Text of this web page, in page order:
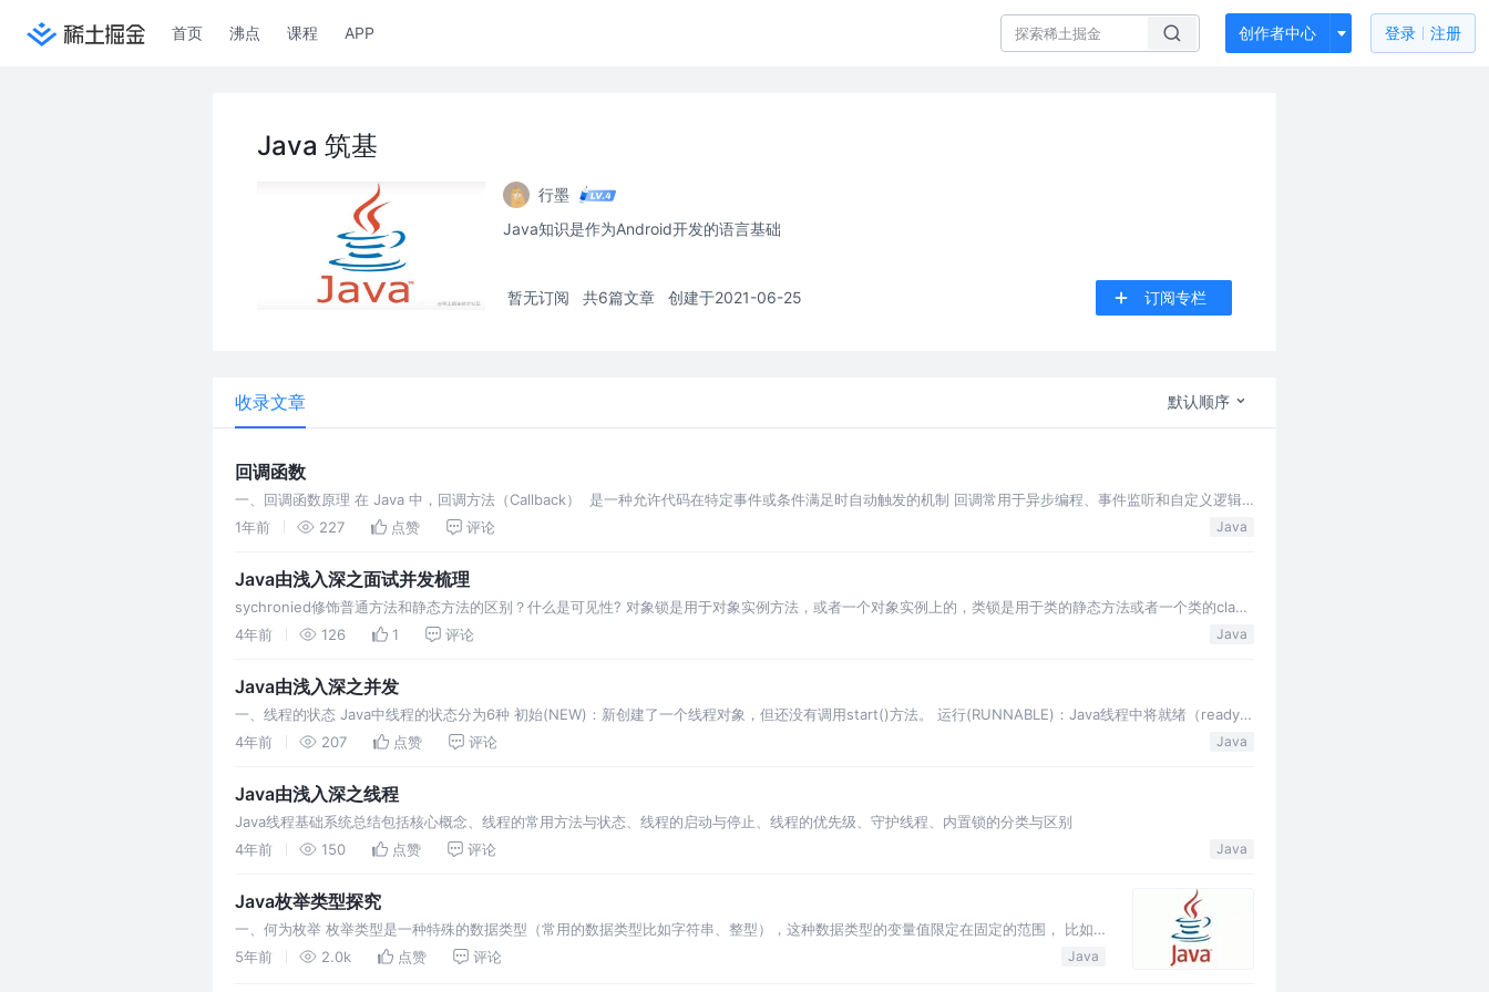
首页 沸点 课程 APP 创作者中心 登录 注册
Java 筑基
行墨
Java知识是作为Android开发的语言基础
暂无订阅 共6篇文章 创建于2021-06-25 订阅专栏
收录文章 默认顺序
回调函数
一、回调函数原理 在 Java 中，‌回调方法（Callback） ‌ 是一种允许代码在特定事件或条件满足时自动触发的机制 回调常用于异步编程、事件监听和自定义逻辑
注入等场景。 回调的原理‌ ‌接口定
1年前 227 点赞 评论 Java
Java由浅入深之面试并发梳理
sychronied修饰普通方法和静态方法的区别？什么是可见性? 对象锁是用于对象实例方法，或者一个对象实例上的，类锁是用于类的静态方法或者一个类的class
对象上的。我们知道，类的对象实例可以有很多
4年前 126 1 评论 Java
Java由浅入深之并发
一、线程的状态 Java中线程的状态分为6种 初始(NEW)：新创建了一个线程对象，但还没有调用start()方法。 运行(RUNNABLE)：Java线程中将就绪（ready）
和运行中（runnin
4年前 207 点赞 评论 Java
Java由浅入深之线程
Java线程基础系统总结包括核心概念、线程的常用方法与状态、线程的启动与停止、线程的优先级、守护线程、内置锁的分类与区别
4年前
150 点赞 评论 Java
Java枚举类型探究
一、何为枚举 枚举类型是一种特殊的数据类型（常用的数据类型比如字符串、整型），这种数据类型的变量值限定在固定的范围， 比如
季节只有春夏秋冬，一个年的 12 个月份。Java 枚举类使用 enum 关键
5年前 2.0k 点赞 评论 Java